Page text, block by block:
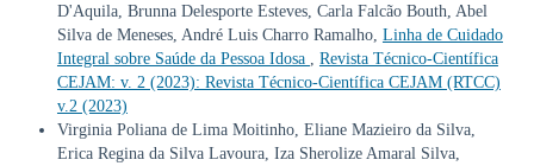
D'Aquila, Brunna Delesporte Esteves, Carla Falcão Bouth, Abel
Silva de Meneses, André Luis Charro Ramalho, Linha de Cuidado
Integral sobre Saúde da Pessoa Idosa
Revista Técnico-Científica
CEJAM: v. 2 (2023): Revista Técnico-Científica CEJAM (RTCC)
v.2 (2023)
Virginia Poliana de Lima Moitinho, Eliane Mazieiro da Silva,
Erica Regina da Silva Lavoura, Iza Sherolize Amaral Silva,